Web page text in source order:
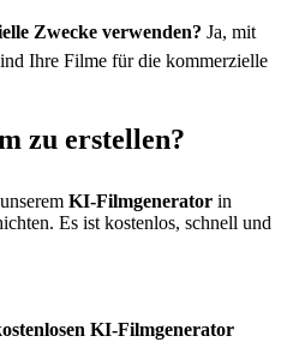
Zwecke verwenden? Ja, mit
Ihre Filme für die kommerzielle
zu erstellen?
KI-Filmgenerator in
Es ist kostenlos, schnell und
KI-Filmgenerator